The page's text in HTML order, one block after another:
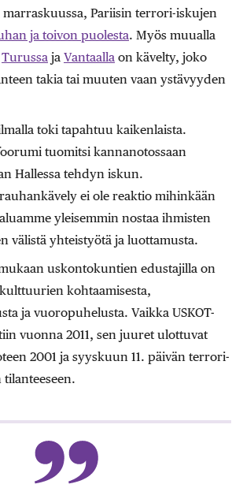
marraskuussa, Pariisin terrori-iskujen
ja toivon puolesta. Myös muualla
Turussa ja Vantaalla on kävelty, joko
takia tai muuten vaan ystävyyden
toki tapahtuu kaikenlaista.
tuomitsi kannanotossaan
Hallessa tehdyn iskun.
ei ole reaktio mihinkään
yleisemmin nostaa ihmisten
välistä yhteistyötä ja luottamusta.
uskontokuntien edustajilla on
kohtaamisesta,
ja vuoropuhelusta. Vaikka USKOT-
vuonna 2011, sen juuret ulottuvat
2001 ja syyskuun 11. päivän terrori-